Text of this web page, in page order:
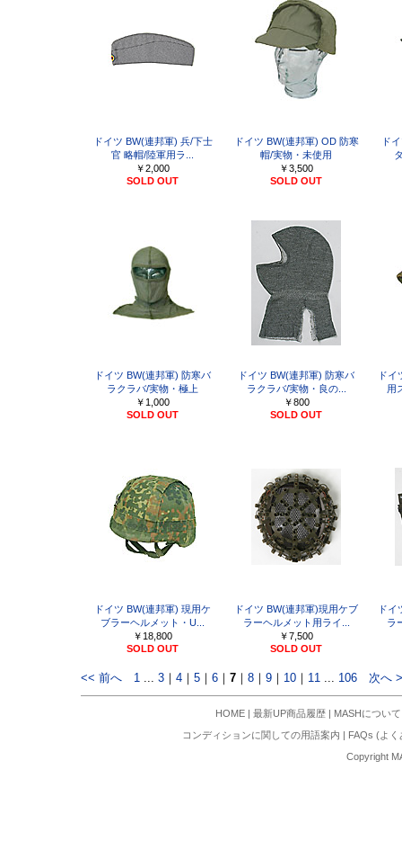
ドイツ BW(連邦軍) 兵/下士
官 略帽/陸軍用ラ...
￥2,000
SOLD OUT
ドイツ BW(連邦軍) OD 防寒
帽/実物・未使用
￥3,500
SOLD OUT
ド
ドイツ BW(連邦軍) 防寒バ
ラクラバ/実物・極上
￥1,000
SOLD OUT
ドイツ BW(連邦軍) 防寒バ
ラクラバ/実物・良の...
￥800
SOLD OUT
ド
用
ドイツ BW(連邦軍) 現用ケ
ブラーヘルメット・U...
￥18,800
SOLD OUT
ドイツ BW(連邦軍)現用ケブ
ラーヘルメット用ライ...
￥7,500
SOLD OUT
ド
ラ
<< 前へ 1 ... 3 ｜ 4 ｜ 5 ｜ 6 ｜ 7 ｜ 8 ｜ 9 ｜ 10 ｜ 11 ... 106 次へ
HOME | 最新UP商品履歴 | MASHについて
コンディションに関しての用語案内 | FAQs (よ
Copyright